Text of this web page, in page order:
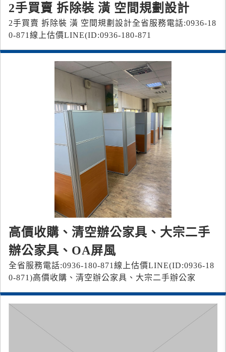
2手買賣 拆除裝 潢 空間規劃設計
2手買賣 拆除裝 潢 空間規劃設計全省服務電話:0936-18
0-871 線上估價LINE(ID:0936-180-871
高價收購、清空辦公家具、大宗二手
辦公家具、OA屏風
全省服務電話:0936-180-871 線上估價LINE(ID:0936-18
0-871) 高價收購、清空辦公家具、大宗二手辦公家